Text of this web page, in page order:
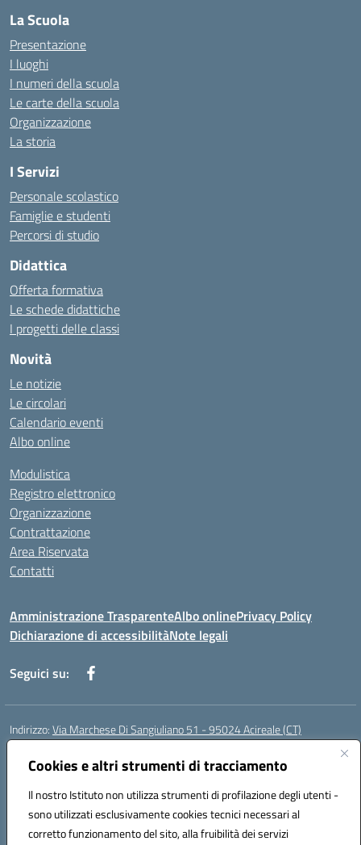
Cookies e altri strumenti di tracciamento
Il nostro Istituto non utilizza strumenti di profilazione degli utenti -
sono utilizzati esclusivamente cookies tecnici necessari al
corretto funzionamento del sito, alla fruibilità dei servizi
La Scuola
Presentazione
I luoghi
I numeri della scuola
Le carte della scuola
Organizzazione
La storia
I Servizi
Personale scolastico
Famiglie e studenti
Percorsi di studio
Didattica
Offerta formativa
Le schede didattiche
I progetti delle classi
Novità
Le notizie
Le circolari
Calendario eventi
Albo online
Modulistica
Registro elettronico
Organizzazione
Contrattazione
Area Riservata
Contatti
Amministrazione TrasparenteAlbo onlinePrivacy Policy
Dichiarazione di accessibilitàNote legali
Seguici su:
Indirizzo:Via Marchese Di Sangiuliano 51 - 95024 Acireale (CT)
Centralino:
Posta elettronica certificata (PEC):ctic8at00b@pec.istruzione.it
Codice fiscale: 81001970870
Codice meccanografico:CTIC8AT00B
Codice Indice delle Pubbliche Amministrazioni (IPA): istsc_ctic8at00b